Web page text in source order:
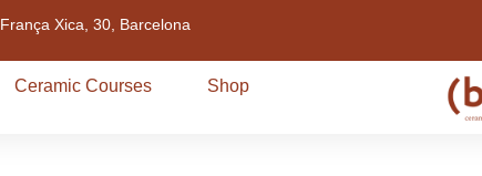
França Xica, 30, Barcelona
Ceramic Courses Shop